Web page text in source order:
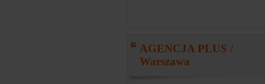
AGENCJA PLUS /
Warszawa